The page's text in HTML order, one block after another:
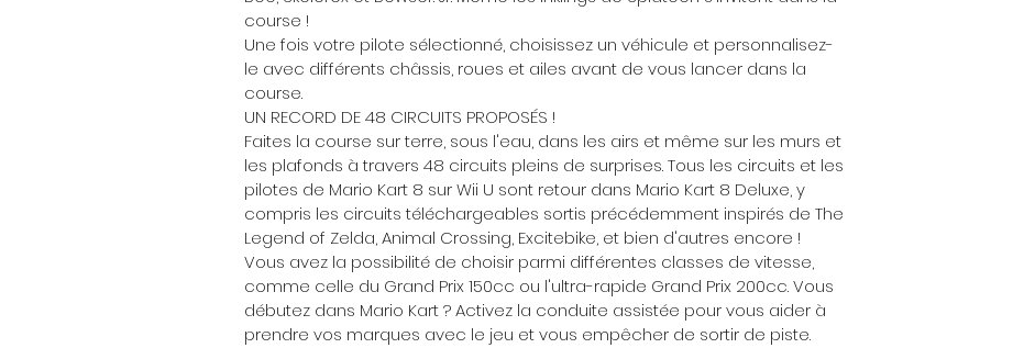
course !
Une fois votre pilote sélectionné, choisissez un véhicule et personnalisez-
le avec différents châssis, roues et ailes avant de vous lancer dans la
course.
UN RECORD DE 48 CIRCUITS PROPOSÉS !
Faites la course sur terre, sous l'eau, dans les airs et même sur les murs et
les plafonds à travers 48 circuits pleins de surprises. Tous les circuits et les
pilotes de Mario Kart 8 sur Wii U sont retour dans Mario Kart 8 Deluxe, y
compris les circuits téléchargeables sortis précédemment inspirés de The
Legend of Zelda, Animal Crossing, Excitebike, et bien d'autres encore !
Vous avez la possibilité de choisir parmi différentes classes de vitesse,
comme celle du Grand Prix 150cc ou l'ultra-rapide Grand Prix 200cc. Vous
débutez dans Mario Kart ? Activez la conduite assistée pour vous aider à
prendre vos marques avec le jeu et vous empêcher de sortir de piste.